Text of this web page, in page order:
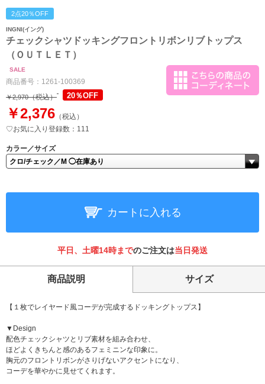
2点20％OFF
INGNI(イング)
チェックシャツドッキングフロントリボンリブトップス
（ＯＵＴＬＥＴ）
SALE
商品番号： 1261-100369
￥2,970（税込） 20％OFF
￥2,376 （税込）
♡お気に入り登録数：111
カラー／サイズ
カートに入れる
平日、土曜14時までのご注文は当日発送
商品説明 サイズ
【１枚でレイヤード風コーデが完成するドッキングトップス】
▼Design
配色チェックシャツとリブ素材を組み合わせ、
ほどよくきちんと感のあるフェミニンな印象に。
胸元のフロントリボンがさりげないアクセントになり、
コーデを華やかに見せてくれます。